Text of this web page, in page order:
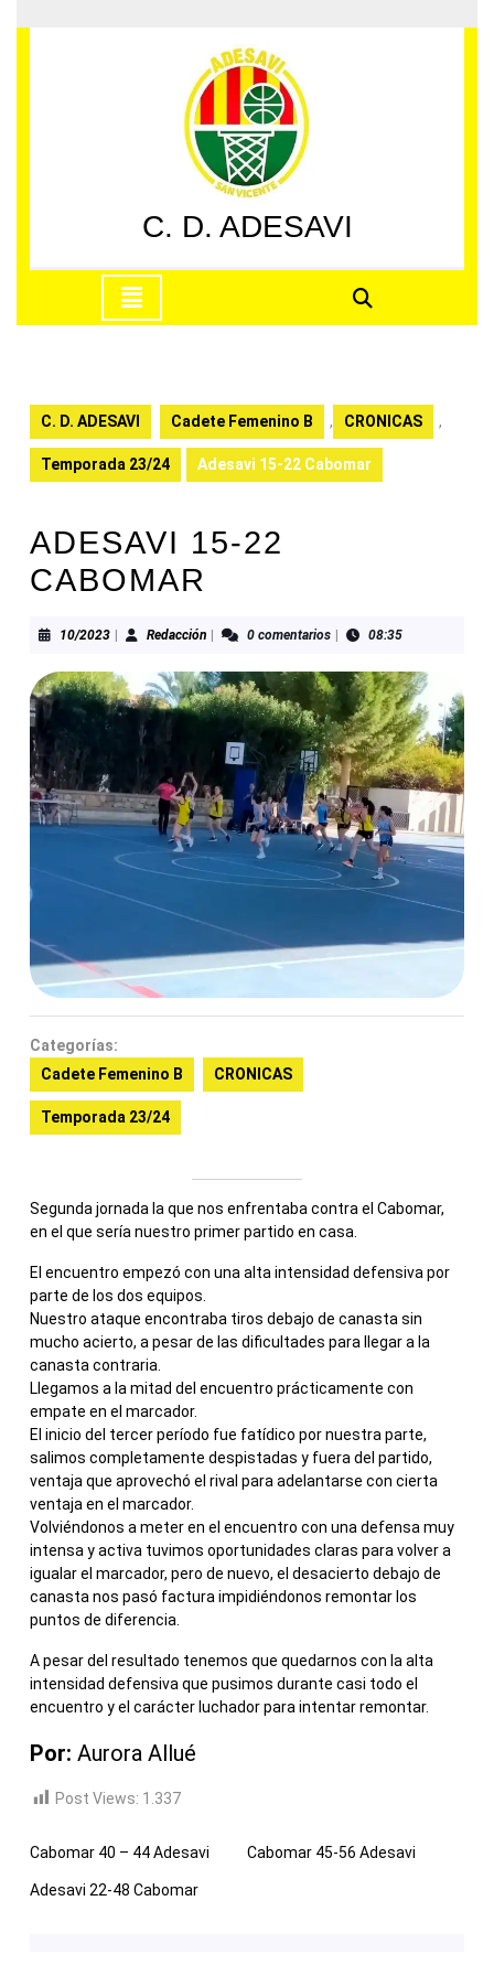
al
C. D. ADESAVI
apertura
C. D. ADESAVI Cadete Femenino B , CRONICAS ,
Temporada 23/24 Adesavi 15-22 Cabomar
ADESAVI 15-22
CABOMAR
10/202310/2023RedacciónRedacción0 comentarios 08:35
Categorías:
Cadete Femenino B
CRONICAS
Temporada 23/24
Segunda jornada la que nos enfrentaba contra el Cabomar,
en el que sería nuestro primer partido en casa.
El encuentro empezó con una alta intensidad defensiva por
parte de los dos equipos.
Nuestro ataque encontraba tiros debajo de canasta sin
mucho acierto, a pesar de las dificultades para llegar a la
canasta contraria.
Llegamos a la mitad del encuentro prácticamente con
empate en el marcador.
El inicio del tercer período fue fatídico por nuestra parte,
salimos completamente despistadas y fuera del partido,
ventaja que aprovechó el rival para adelantarse con cierta
ventaja en el marcador.
Volviéndonos a meter en el encuentro con una defensa muy
intensa y activa tuvimos oportunidades claras para volver a
igualar el marcador, pero de nuevo, el desacierto debajo de
canasta nos pasó factura impidiéndonos remontar los
puntos de diferencia.
A pesar del resultado tenemos que quedarnos con la alta
intensidad defensiva que pusimos durante casi todo el
encuentro y el carácter luchador para intentar remontar.
Por: Aurora Allué
Post Views: 1.337
Cabomar 40 – 44 Adesavi Cabomar 45-56 Adesavi
Adesavi 22-48 Cabomar